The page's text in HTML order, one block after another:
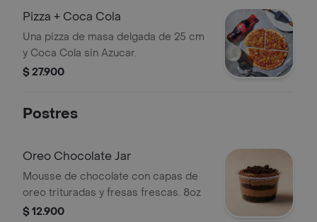
Pizza + Coca Cola
Una pizza de masa delgada de 25 cm
y Coca Cola sin Azucar.
$ 27.900
Postres
Oreo Chocolate Jar
Mousse de chocolate con capas de
oreo trituradas y fresas frescas. 8oz
$ 12.900